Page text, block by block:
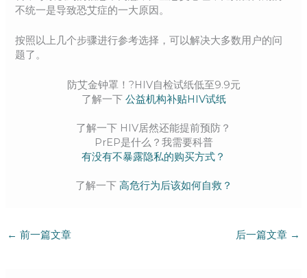
不统一是导致恐艾症的一大原因。
按照以上几个步骤进行参考选择，可以解决大多数用户的问
题了。
防艾金钟罩！?HIV自检试纸低至9.9元
了解一下 公益机构补贴HIV试纸
了解一下 HIV居然还能提前预防？
PrEP是什么？我需要科普
有没有不暴露隐私的购买方式？
了解一下 高危行为后该如何自救？
← 前一篇文章 后一篇文章 →